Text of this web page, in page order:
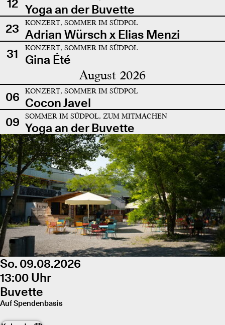
12 Yoga an der Buvette
23
KONZERT, SOMMER IM SÜDPOL
Adrian Würsch x Elias Menzi
31
KONZERT, SOMMER IM SÜDPOL
Gina Été
August 2026
06 KONZERT, SOMMER IM SÜDPOL
Cocon Javel
09
SOMMER IM SÜDPOL, ZUM MITMACHEN
Yoga an der Buvette
So. 09.08.2026
13:00 Uhr
Buvette
Auf Spendenbasis